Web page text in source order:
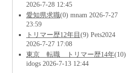
2026-7-28 12:45
愛知県求職(0) mnam 2026-7-27
23:59
トリマー歴12年目 (9) Pets2024
2026-7-27 17:08
東京 転職 トリマー歴14年(10)
idogs 2026-7-13 12:44